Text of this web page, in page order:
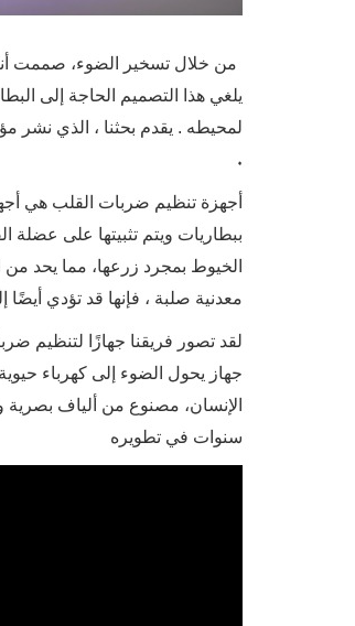
من خلال تسخير الضوء، صممت
يلغي هذا التصميم الحاجة إلى
لمحيطه . يقدم بحثنا ، الذي نشر
.
أجهزة تنظيم ضربات القلب هي
ببطاريات ويتم تثبيتها على
الخيوط بمجرد زرعها، مما يحد
معدنية صلبة ، فإنها قد تؤدي
لقد تصور فريقنا جهازًا لتنظيم
جهاز يحول الضوء إلى كهرباء حيوية
الإنسان، مصنوع من ألياف بصرية
سنوات في تطويره